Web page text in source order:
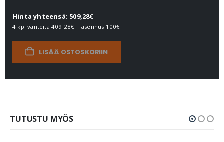
Hinta yhteensä: 509,28€
4 kpl vanteita 409.28€ + asennus 100€
LISÄÄ OSTOSKORIIN
TUTUSTU MYÖS